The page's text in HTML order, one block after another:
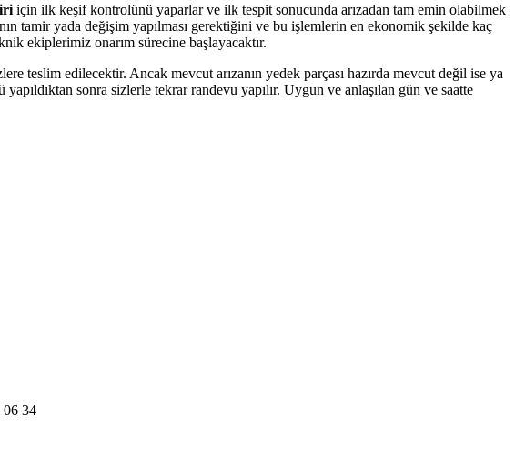
için ilk keşif kontrolünü yaparlar ve ilk tespit sonucunda arızadan tam emin olabilmek
tamir yada değişim yapılması gerektiğini ve bu işlemlerin en ekonomik şekilde kaç
ekiplerimiz onarım sürecine başlayacaktır.
teslim edilecektir. Ancak mevcut arızanın yedek parçası hazırda mevcut değil ise ya
sonra sizlerle tekrar randevu yapılır. Uygun ve anlaşılan gün ve saatte
06 34